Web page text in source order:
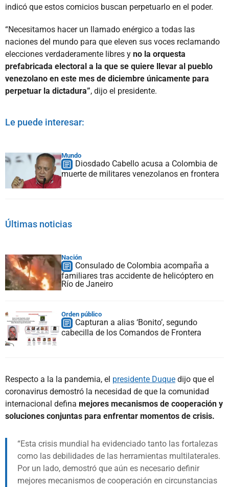
indicó que estos comicios buscan perpetuarlo en el poder.
“Necesitamos hacer un llamado enérgico a todas las
naciones del mundo para que eleven sus voces reclamando
elecciones verdaderamente libres y no la orquesta
prefabricada electoral a la que se quiere llevar al pueblo
venezolano en este mes de diciembre únicamente para
perpetuar la dictadura”, dijo el presidente.
Le puede interesar:
Mundo
Diosdado Cabello acusa a Colombia de
muerte de militares venezolanos en frontera
Últimas noticias
Nación
Consulado de Colombia acompaña a
familiares tras accidente de helicóptero en
Río de Janeiro
Orden público
Capturan a alias ‘Bonito’, segundo
cabecilla de los Comandos de Frontera
Respecto a la la pandemia, el presidente Duque dijo que el
coronavirus demostró la necesidad de que la comunidad
internacional defina mejores mecanismos de cooperación y
soluciones conjuntas para enfrentar momentos de crisis.
Esta crisis mundial ha evidenciado tanto las fortalezas
como las debilidades de las herramientas multilaterales.
Por un lado, demostró que aún es necesario definir
mejores mecanismos de cooperación en circunstancias